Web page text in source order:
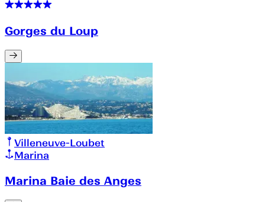
Gorges du Loup
Villeneuve-Loubet
Marina
Marina Baie des Anges